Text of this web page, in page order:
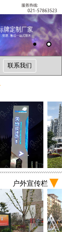
联系我们
户外宣传栏